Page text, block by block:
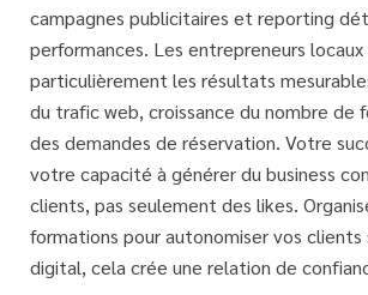
campagnes publicitaires et reporting
performances. Les entrepreneurs
particulièrement les résultats
du trafic web, croissance du nombre de
des demandes de réservation. Votre
votre capacité à générer du business
clients, pas seulement des likes.
formations pour autonomiser vos clients
digital, cela crée une relation de